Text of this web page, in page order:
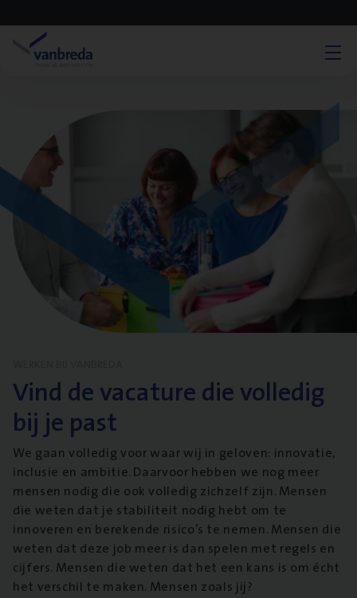
Vind de vacature die volledig
bij je past
We gaan volledig voor waar wij in geloven: innovatie,
inclusie en ambitie. Daarvoor hebben we nog meer
mensen nodig die ook volledig zichzelf zijn. Mensen
die weten dat je stabiliteit nodig hebt om te
innoveren en berekende risico’s te nemen. Mensen die
weten dat deze job meer is dan spelen met regels en
cijfers. Mensen die weten dat het een kans is om écht
het verschil te maken. Mensen zoals jij?